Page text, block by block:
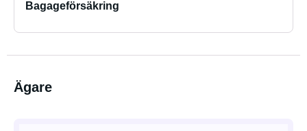
Bagageförsäkring
Ägare